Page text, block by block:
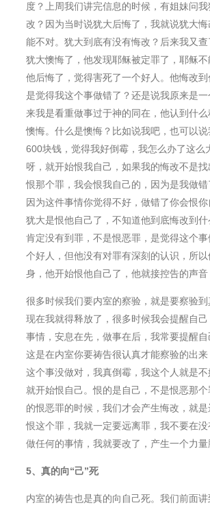
度？上周我们讲完信息的时候，有姐妹问
改？因为当时说犹大后悔了，我就说犹大
能不对。犹大到底有没有悔改？后来我又
犹大懊悔了，他发现耶稣被定罪了，耶稣不
他后悔了，觉得害死了一个好人。他悔改到
是觉得我这个事做错了？还是说我原来是
来我是看重做事过于神的同在，他认到什么
懊悔。什么是懊悔？比如说我吧，也可以
600块钱，觉得我好倒霉，我怎么办了这么
呀，就开始恨我自己，如果我的悔改不是
恨那个罪，我会恨我自己的，因为是我做
因为这件事情你觉得不好，做错了你会恨你
犹大是恨他自己了，不知道他到底悔改到
肯定没有到罪，不是恨恶罪，是觉得这个
个好人，但他没有对罪有深刻的认识，所
身，他开始恨他自己了，他就接控告的声音
很多时候我们要内室的察验，就是要察验到
现在我就得释放了，很多时候我会提醒自
事情，安息在先，做事在后，我常要提醒自
这是在内室你要祷告很认真才能察验的出
这个事没做对，我真倒霉，我这个人就是不
就开始恨自己。恨的是自己，不是恨恶那
的恨恶罪的时候，我们才会产生悔改，就
恨这个罪，我就一定要远离罪，我不要在
做任何的事情，我就要改了，产生一个力量
5、真的向“己”死
内室的祷告也是真的向自己死。我们前面